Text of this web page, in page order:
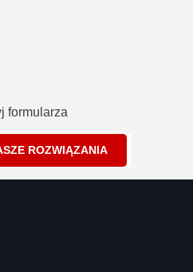
formularza
ROZWIĄZANIA